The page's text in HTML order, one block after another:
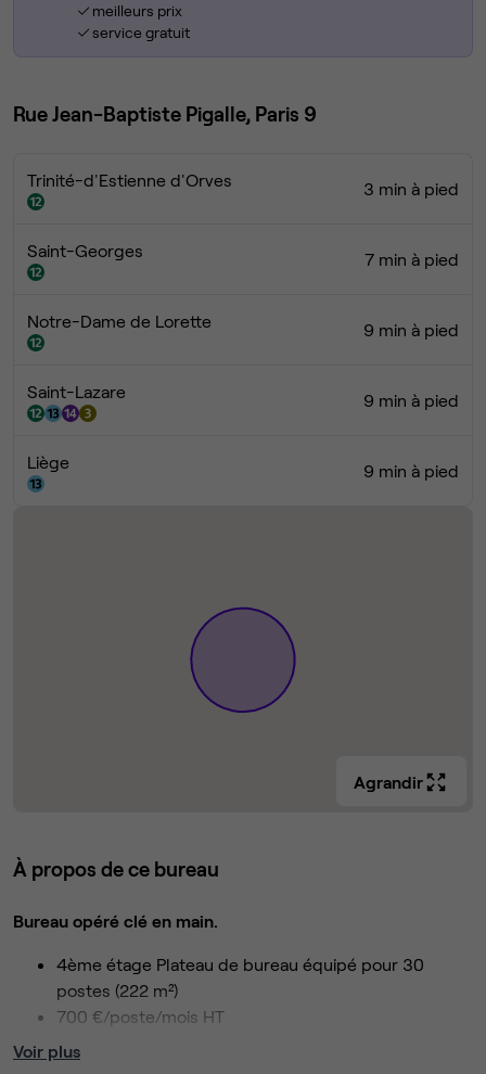
meilleurs prix
service gratuit
Rue Jean-Baptiste Pigalle, Paris 9
Trinité-d'Estienne d'Orves 3 min à pied
Saint-Georges 7 min à pied
Notre-Dame de Lorette 9 min à pied
Saint-Lazare 9 min à pied
Liège 9 min à pied
Agrandir
À propos de ce bureau
Bureau opéré clé en main.
4ème étage Plateau de bureau équipé pour 30
postes (222 m²)
700 €/poste/mois HT
Le loyer comprend l’ensemble des charges, fiscalité
Voir plus